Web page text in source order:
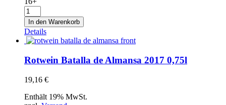
Rotwein
Añoranza
Crianza
Tempranillo
2016
0,75l
Menge
In den Warenkorb
Details
Rotwein Batalla de Almansa 2017 0,75l
19,16 €
Enthält 19% MwSt.